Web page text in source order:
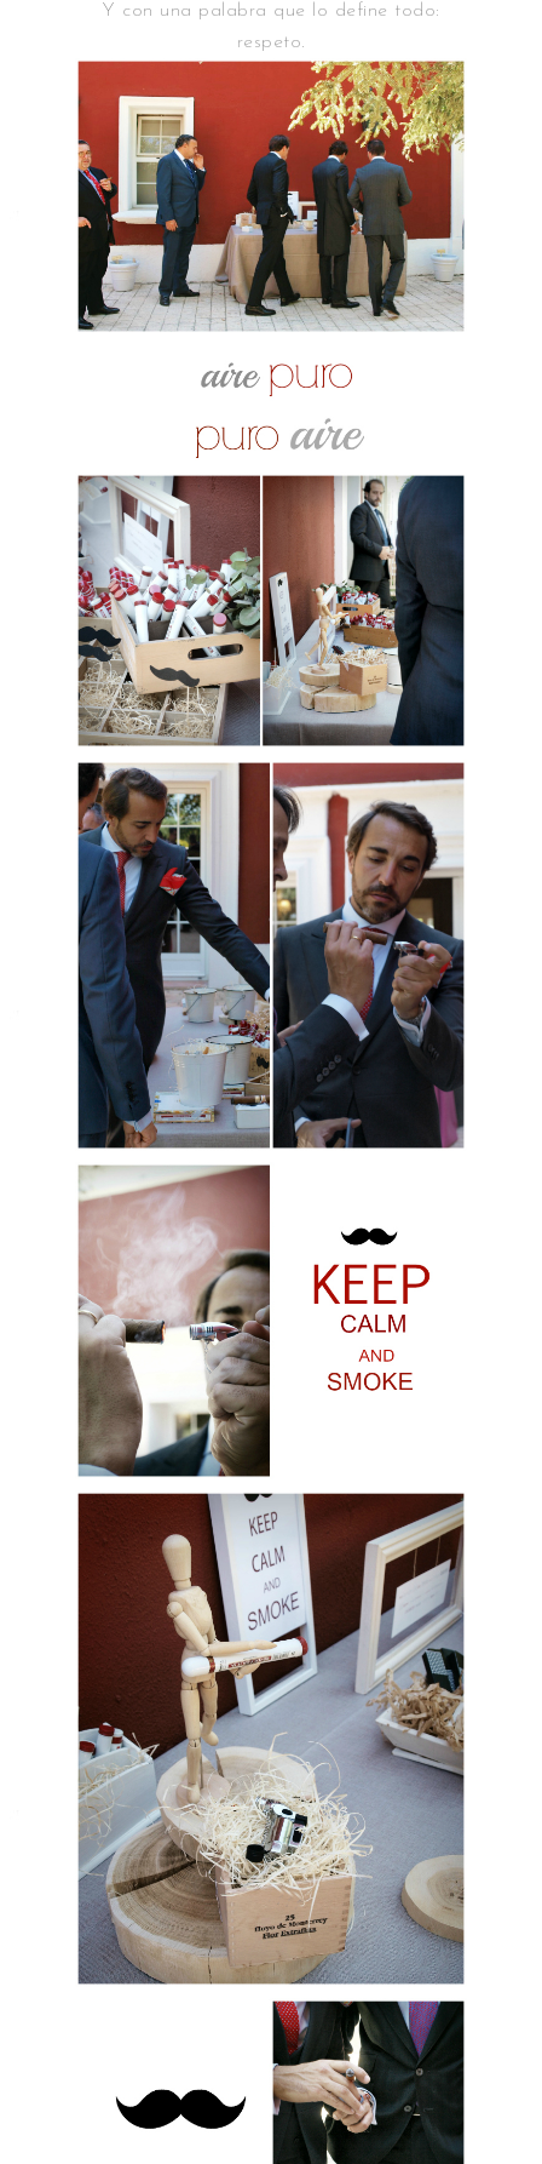
Y con una palabra que lo define todo:
respeto.